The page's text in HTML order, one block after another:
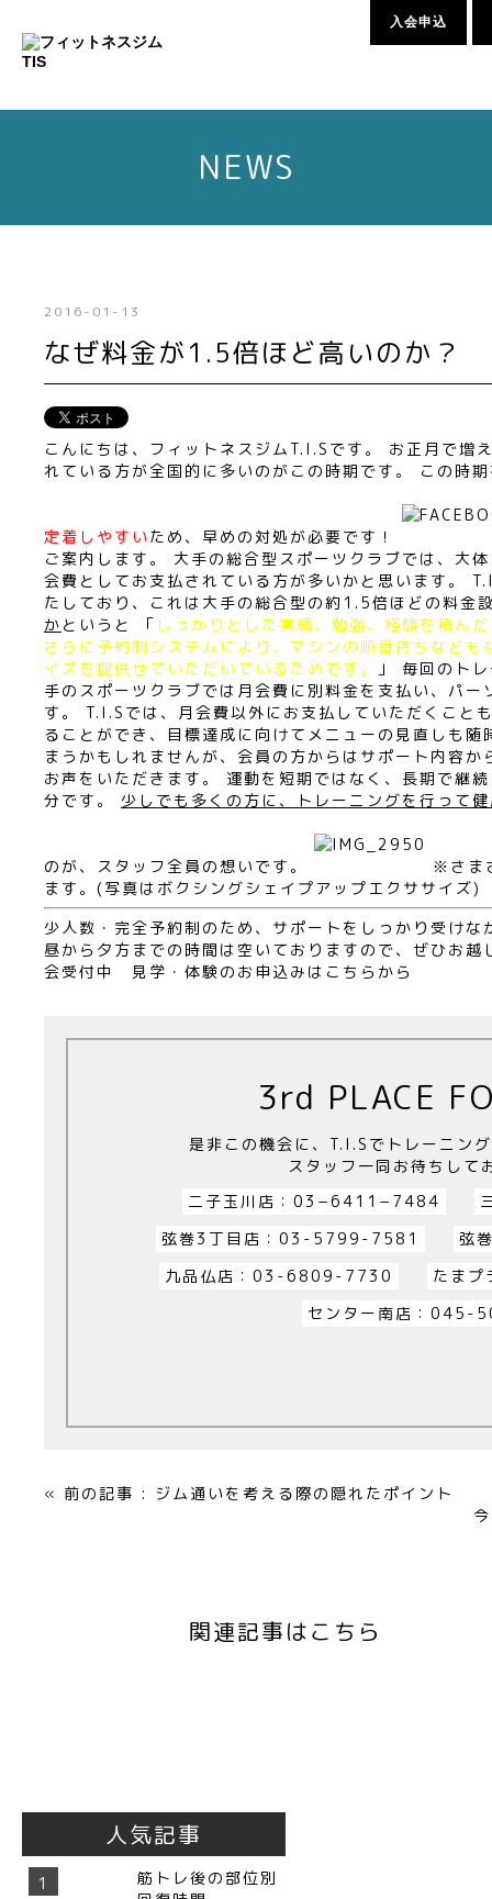
入会申込
NEWS
2016-01-13
なぜ料金が1.5倍ほど高いのか？
こんにちは、フィットネスジムT.I.Sです。 お正月で増
れている方が全国的に多いのがこの時期です。 この時
定着しやすい ため、早めの対処が必要です！
ご案内します。 大手の総合型スポーツクラブでは、大体
会費としてお支払されている方が多いかと思います。
たしており、これは大手の総合型の約1.5倍ほどの料金
か というと 「 しっかりとした実績、勉強、経験を積ん
さらに予約制システムにより、マシンの順番待ちなど
イズを提供せていただいているためです。
」 毎回のト
手のスポーツクラブでは月会費に別料金を支払い、パ
す。 T.I.Sでは、月会費以外にお支払していただくこと
ることができ、目標達成に向けてメニューの見直しも
まうかもしれませんが、会員の方からはサポート内容
お声をいただきます。 運動を短期ではなく、長期で継
分です。 少しでも多くの方に、トレーニングを行って
のが、スタッフ全員の想いです。
※さま
ます。(写真はボクシングシェイプアップエクササイズ)
少人数・完全予約制のため、サポートをしっかり受け
昼から夕方までの時間は空いておりますので、ぜひお
会受付中
見学・体験のお申込みはこちらから
3rd PLACE
是非この機会に、T.I.Sでトレーニン
スタッフ一同お待ちして
二子玉川店：03−6411−7484
弦巻3丁目店：03-5799-7581
弦
九品仏店：03-6809-7730
たま
センター南店：
« 前の記事 : ジム通いを考える際の隠れたポイント
関連記事はこちら
人気記事
筋トレ後の部位別